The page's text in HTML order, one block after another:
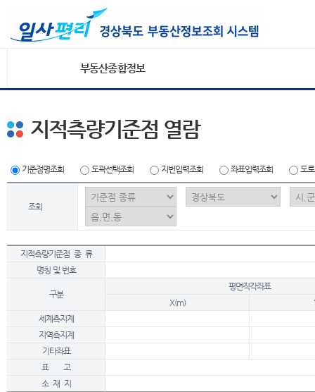
부동산종합정보
지적측량기준점 열람
기준점명조회 도곽선택조회 지번입력조회 좌표입력조회 도
조회
지적측량기준점 종 류
명칭 및 번호
구분
평면직각좌표
X(m)
세계측지계
지역측지계
기타좌표
표 고
소 재 지